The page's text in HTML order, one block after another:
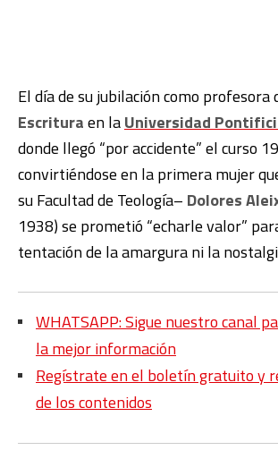
El día de su jubilación como profesora
Escrituraen laUniversidad
donde llegó “por accidente” el curso
convirtiéndose en la primera mujer
su Facultad de Teología– Dolores
1938) se prometió “echarle valor”
tentación de la amargura ni la
WHATSAPP: Sigue nuestro canal
la mejor información
Regístrate en el boletín gratuito y
de los contenidos